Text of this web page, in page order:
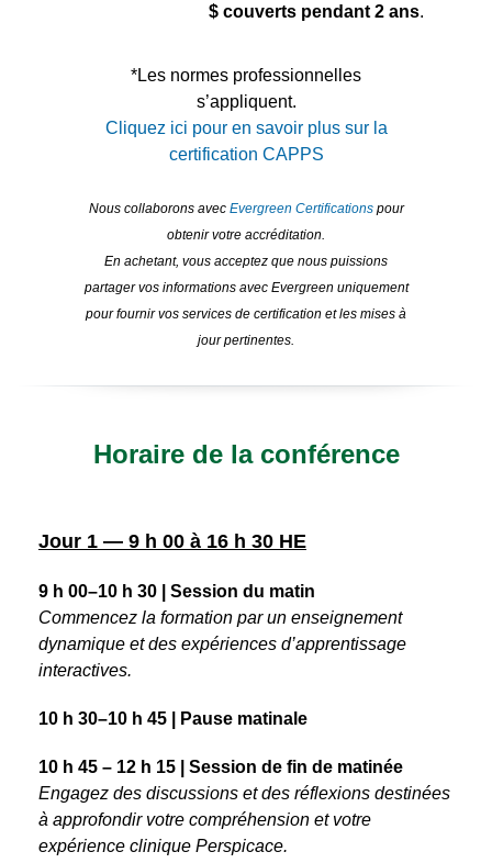
$ couverts pendant 2 ans.
*Les normes professionnelles
s’appliquent.
Cliquez ici pour en savoir plus sur la
certification CAPPS
Nous collaborons avec Evergreen Certificationspour
obtenir votre accréditation.
En achetant, vous acceptez que nous puissions
partager vos informations avec Evergreen uniquement
pour fournir vos services de certification et les mises à
jour pertinentes.
Horaire de la conférence
Jour 1 — 9 h 00 à 16 h 30 HE
9 h 00–10 h 30 | Session du matin
Commencez la formation par un enseignement
dynamique et des expériences d’apprentissage
interactives.
10 h 30–10 h 45 | Pause matinale
10 h 45 – 12 h 15 | Session de fin de matinée
Engagez des discussions et des réflexions destinées
à approfondir votre compréhension et votre
expérience clinique Perspicace.